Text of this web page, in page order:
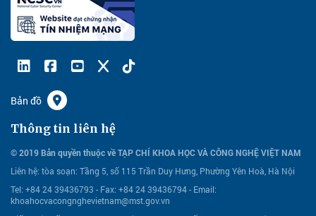
Bản đồ
Thông tin liên hệ
© 2019 Bản quyền thuộc về TẠP CHÍ KHOA HỌC VÀ CÔNG NGHỆ VIỆT NAM
Liên hệ: tòa soạn: Tầng 5, số 115 Trần Duy Hưng, Phường Yên Hoà, Hà Nội
Tel: +84 24 39436793 - Fax: +84 24 39436794 - Email:
khoahocvacongnghevietnam@mst.gov.vn